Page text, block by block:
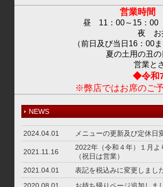
営業時間
昼 11：00～15：00
夜 お
（前日及び当日16：00
夏の土用の丑
営業と
◆令和
※弊店ではお席のご
NEWS
2024.04.01 メニューの更新及び定休日
2021.11.16
2022年（令和４年）１月よ
（祝日は営業）
2021.04.01
表記を税込みに変更しまし